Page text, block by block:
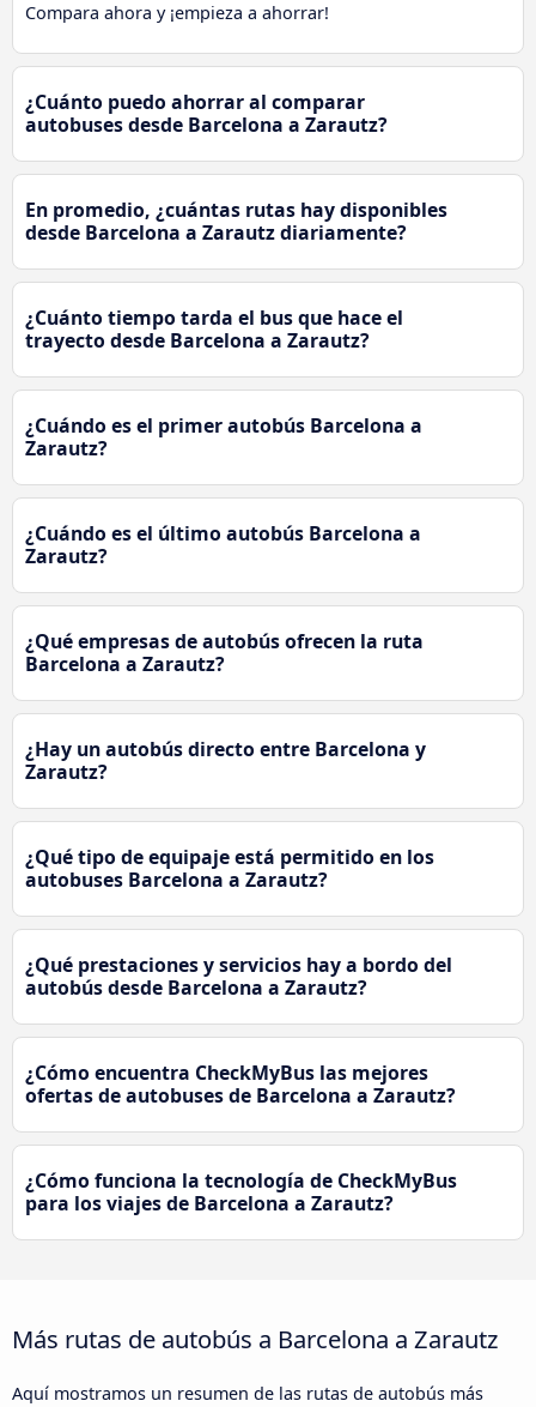
Compara ahora y ¡empieza a ahorrar!
¿Cuánto puedo ahorrar al comparar
autobuses desde Barcelona a Zarautz?
En promedio, ¿cuántas rutas hay disponibles
desde Barcelona a Zarautz diariamente?
¿Cuánto tiempo tarda el bus que hace el
trayecto desde Barcelona a Zarautz?
¿Cuándo es el primer autobús Barcelona a
Zarautz?
¿Cuándo es el último autobús Barcelona a
Zarautz?
¿Qué empresas de autobús ofrecen la ruta
Barcelona a Zarautz?
¿Hay un autobús directo entre Barcelona y
Zarautz?
¿Qué tipo de equipaje está permitido en los
autobuses Barcelona a Zarautz?
¿Qué prestaciones y servicios hay a bordo del
autobús desde Barcelona a Zarautz?
¿Cómo encuentra CheckMyBus las mejores
ofertas de autobuses de Barcelona a Zarautz?
¿Cómo funciona la tecnología de CheckMyBus
para los viajes de Barcelona a Zarautz?
Más rutas de autobús a Barcelona a Zarautz
Aquí mostramos un resumen de las rutas de autobús más